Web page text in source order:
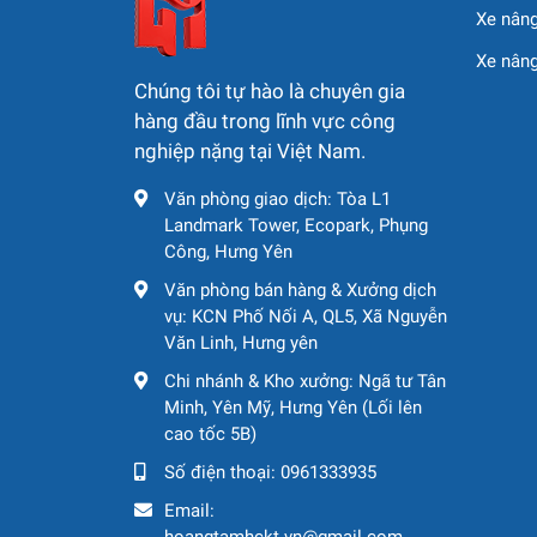
✅Phục Vụ Nhanh Chóng
Chúng tôi hỗ trợthuê cẩu ngắn hạn, dài hạn ,
✅Giá Cạnh Tranh – Linh
Tùy vào loại cẩu, thời gian thuê và địa điểm,
Ứng Dụng Của Dịch
Nâng hạ vật liệu xây dựng, kết cấu thép
Di chuyển máy móc, thiết bị công nghiệp
Lắp đặt cột điện, trạm biến áp
Ứng dụng trong ngành cơ khí, công trình
Chúng tôi tự hào là chuyên gia
hàng đầu trong lĩnh vực công
nghiệp nặng tại Việt Nam.
Văn phòng giao dịch: Tòa L1
Landmark Tower, Ecopark, Phụng
Công, Hưng Yên
Văn phòng bán hàng & Xưởng dịch
vụ: KCN Phố Nối A, QL5, Xã Nguyễn
Văn Linh, Hưng yên
Chi nhánh & Kho xưởng: Ngã tư Tân
Minh, Yên Mỹ, Hưng Yên (Lối lên
cao tốc 5B)
Số điện thoại: 0961333935
Email:
Xe
Xe